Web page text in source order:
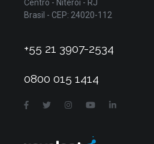
Centro - Niterói - RJ
Brasil - CEP: 24020-112
+55 21 3907-2534
0800 015 1414